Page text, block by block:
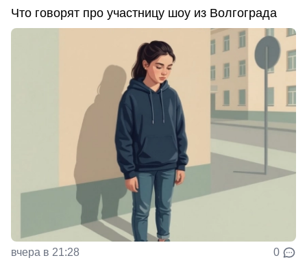
Что говорят про участницу шоу из Волгограда
вчера в 21:28 0